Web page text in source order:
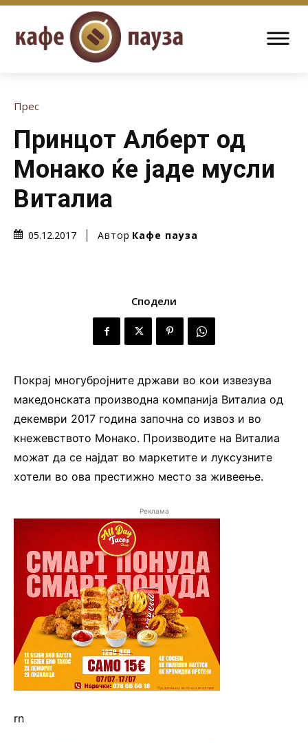
Прес
Принцот Алберт од
Монако ќе јаде мусли
Виталиа
05.12.2017 Автор Кафе пауза
Сподели
Покрај многубројните држави во кои извезува
македонската производна компанија Виталиа од
декември 2017 година започна со извоз и во
кнежевството Монако. Производите на Виталиа
можат да се најдат во маркетите и луксузните
хотели во ова престижно место за живеење.
Реклама
rn